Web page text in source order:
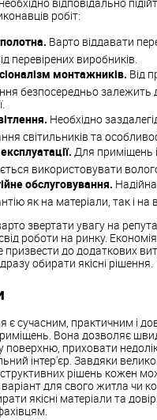
відповідально
робіт:
Варто віддавати
перевірених виробників.
монтажників. Від
безпосередньо залежить
Необхідно
світильників та
Для приміщень
використовувати
обслуговування.
як на матеріали, так і на
звертати увагу на
роботи на ринку.
до додаткових
обирати якісні рішення.
є сучасним, практичним і
Вона дозволяє
поверхню, приховати
інтер'єр. Завдяки
рішень кожен
для свого житла чи
якісні матеріали та